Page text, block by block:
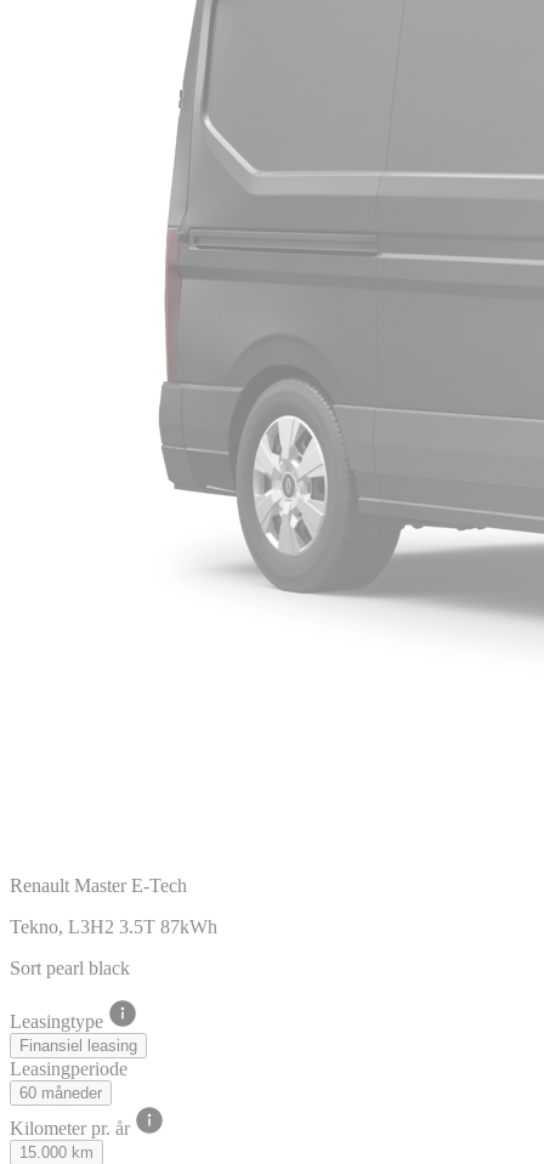
Renault Master E-Tech
Tekno, L3H2 3.5T 87kWh
Sort pearl black
Leasingtype
Finansiel leasing
Leasingperiode
60 måneder
Kilometer pr. år
15.000 km